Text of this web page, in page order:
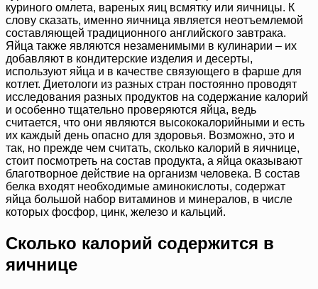
куриного омлета, вареных яиц всмятку или яичницы. К
слову сказать, именно яичница является неотъемлемой
составляющей традиционного английского завтрака.
Яйца также являются незаменимыми в кулинарии – их
добавляют в кондитерские изделия и десерты,
используют яйца и в качестве связующего в фарше для
котлет. Диетологи из разных стран постоянно проводят
исследования разных продуктов на содержание калорий
и особенно тщательно проверяются яйца, ведь
считается, что они являются высококалорийными и есть
их каждый день опасно для здоровья. Возможно, это и
так, но прежде чем считать, сколько калорий в яичнице,
стоит посмотреть на состав продукта, а яйца оказывают
благотворное действие на организм человека. В состав
белка входят необходимые аминокислоты, содержат
яйца большой набор витаминов и минералов, в числе
которых фосфор, цинк, железо и кальций.
Сколько калорий содержится в
яичнице